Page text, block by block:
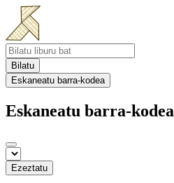
Bilatu
Eskaneatu barra-kodea
Eskaneatu barra-kodea
Ezeztatu